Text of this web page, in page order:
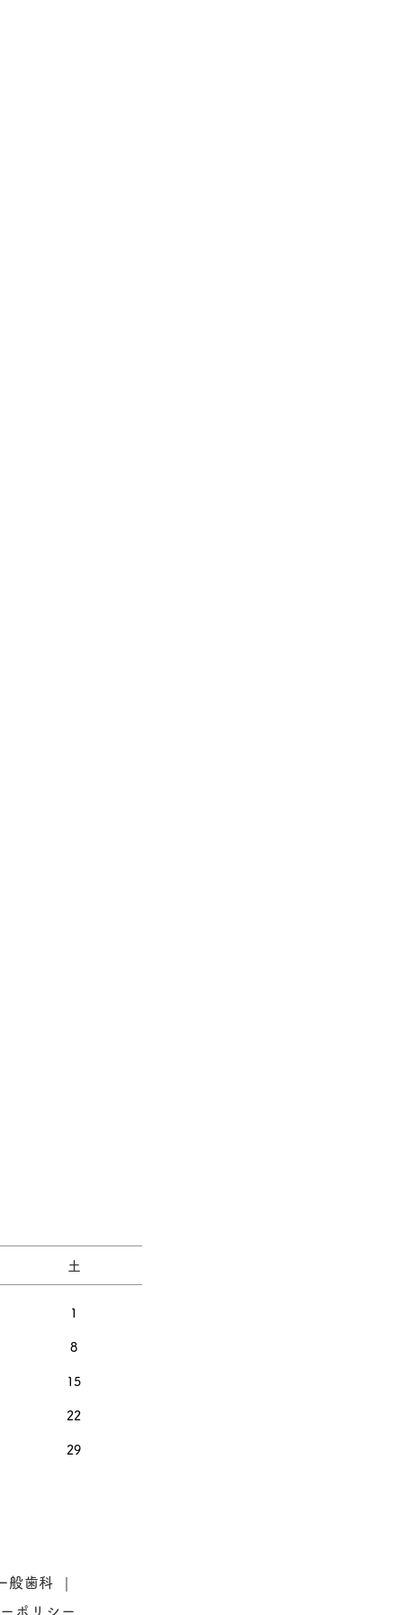
土
1
8
15
22
29
般歯科
ポリシー